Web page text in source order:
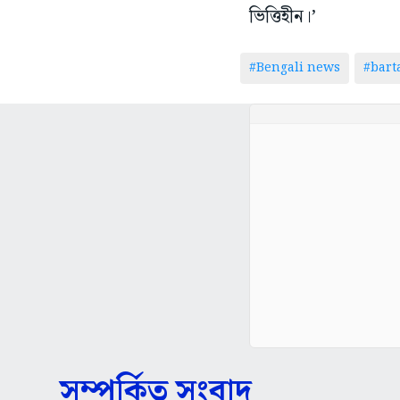
ভিত্তিহীন।’
#Bengali news